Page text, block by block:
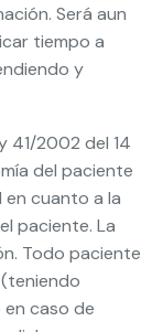
Será aun
tiempo a
y
41/2002 del 14
del paciente
cuanto a la
paciente. La
Todo paciente
en caso de